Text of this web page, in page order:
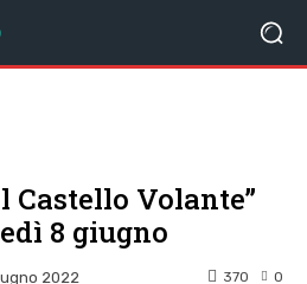
Castello Volante”
8 giugno
2022 0
370